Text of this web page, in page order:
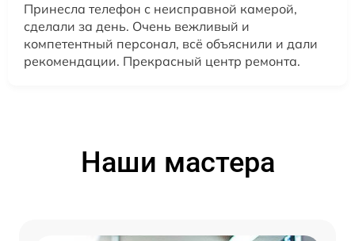
Принесла телефон с неисправной камерой,
сделали за день. Очень вежливый и
компетентный персонал, всё объяснили и дали
рекомендации. Прекрасный центр ремонта.
Наши мастера